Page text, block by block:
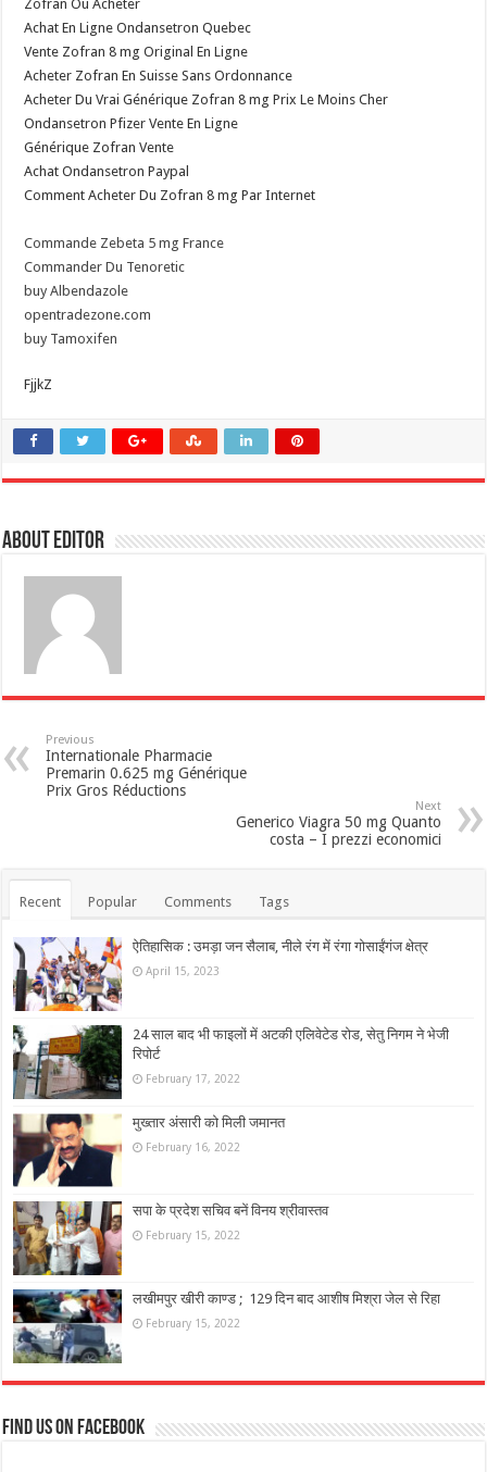
Zofran Ou Acheter
Achat En Ligne Ondansetron Quebec
Vente Zofran 8 mg Original En Ligne
Acheter Zofran En Suisse Sans Ordonnance
Acheter Du Vrai Générique Zofran 8 mg Prix Le Moins Cher
Ondansetron Pfizer Vente En Ligne
Générique Zofran Vente
Achat Ondansetron Paypal
Comment Acheter Du Zofran 8 mg Par Internet
Commande Zebeta 5 mg France
Commander Du Tenoretic
buy Albendazole
opentradezone.com
buy Tamoxifen
FjjkZ
About Editor
Previous
Internationale Pharmacie
Premarin 0.625 mg Générique
Prix Gros Réductions
Next
Generico Viagra 50 mg Quanto
costa – I prezzi economici
Recent Popular Comments Tags
ऐतिहासिक : उमड़ा जन सैलाब, नीले रंग में रंगा गोसाईंगंज क्षेत्र
April 15, 2023
24 साल बाद भी फाइलों में अटकी एलिवेटेड रोड, सेतु निगम ने भेजी
रिपोर्ट
February 17, 2022
मुख्तार अंसारी को मिली जमानत
February 16, 2022
सपा के प्रदेश सचिव बनें विनय श्रीवास्तव
February 15, 2022
लखीमपुर खीरी काण्ड ; 129 दिन बाद आशीष मिश्रा जेल से रिहा
February 15, 2022
Find us on Facebook